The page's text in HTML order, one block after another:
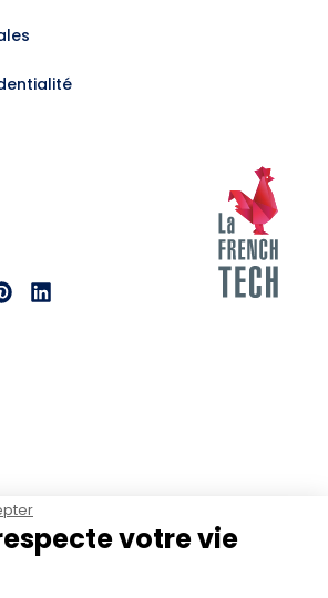
votre vie